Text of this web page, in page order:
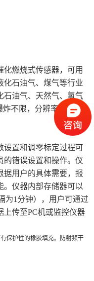
化燃烧式传感器，可用
化石油气、煤气等行业
石油气、天然气、氢气
不限，分辨率为
设置和调零标定过程可
的错误设置和操作。仪
据用户的具体需要，报
。仪器内部存储器可以
为1分钟），用户可通过
上传至PC机或监控仪器
保护性的橡胶填充。防射频干